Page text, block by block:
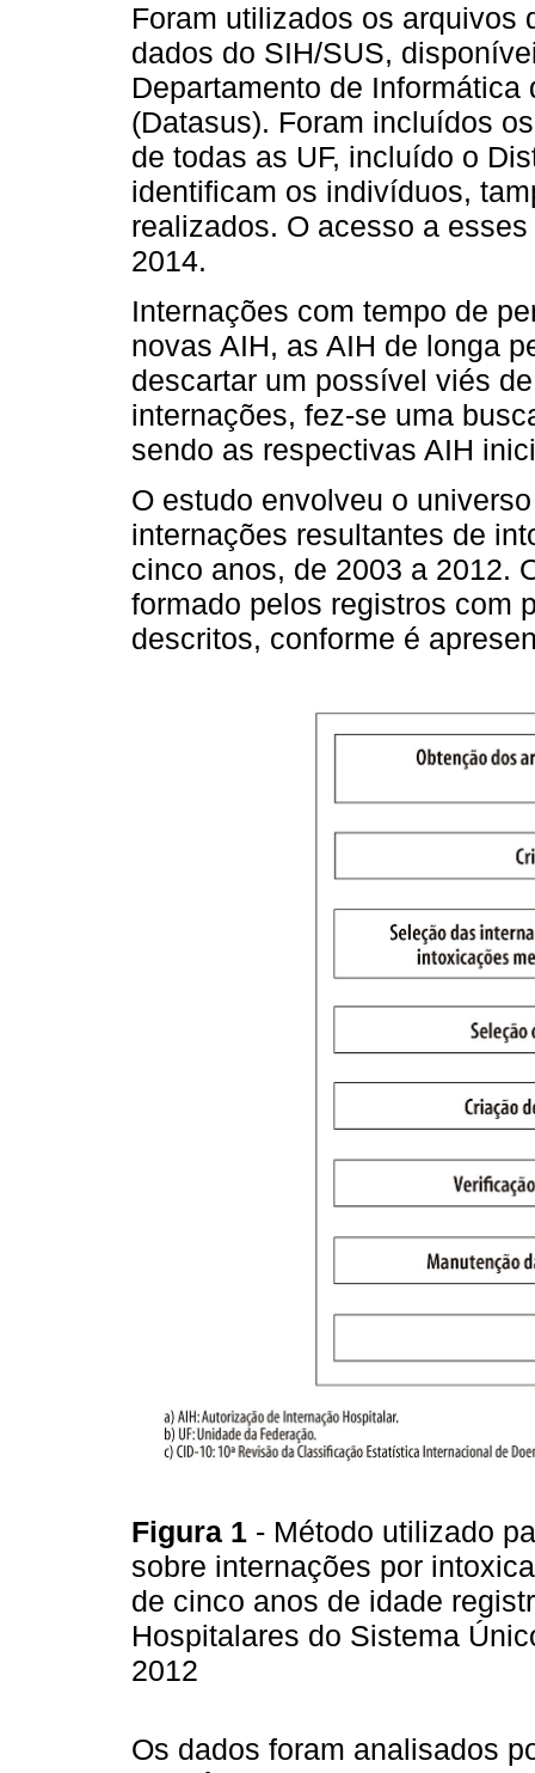
Foram utilizados os arquivos
dados do SIH/SUS,
Departamento de
(Datasus). Foram incluídos
de todas as UF, incluído o
identificam os indivíduos,
realizados. O acesso a
2014.
Internações com tempo de
novas AIH, as AIH de longa
descartar um possível viés
internações, fez-se uma
sendo as respectivas AIH
O estudo envolveu o
internações resultantes de
cinco anos, de 2003 a 2012.
formado pelos registros com
descritos, conforme é
Figura 1 - Método utilizado
sobre internações por
de cinco anos de idade
Hospitalares do Sistema
2012
Os dados foram analisados